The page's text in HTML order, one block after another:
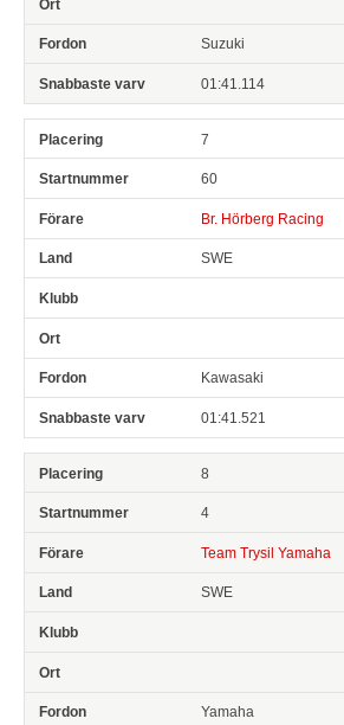
Suzuki
01:41.114
7
60
Br. Hörberg Racing
SWE
Kawasaki
01:41.521
8
4
Team Trysil Yamaha
SWE
Yamaha